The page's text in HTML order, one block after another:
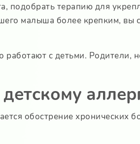
подобрать терапию для
малыша более крепким, вы
с детьми. Родители,
обострение хронических